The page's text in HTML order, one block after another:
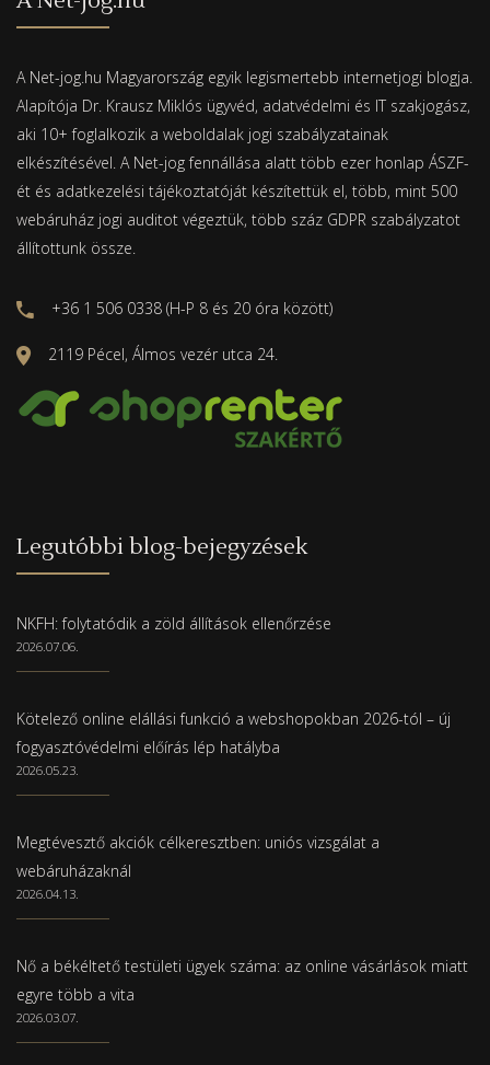
A Net-jog.hu Magyarország egyik legismertebb internetjogi blogja.
Alapítója Dr. Krausz Miklós ügyvéd, adatvédelmi és IT szakjogász,
aki 10+ foglalkozik a weboldalak jogi szabályzatainak
elkészítésével. A Net-jog fennállása alatt több ezer honlap ÁSZF-
ét és adatkezelési tájékoztatóját készítettük el, több, mint 500
webáruház jogi auditot végeztük, több száz GDPR szabályzatot
állítottunk össze.
+36 1 506 0338 (H-P 8 és 20 óra között)
2119 Pécel, Álmos vezér utca 24.
Legutóbbi blog-bejegyzések
NKFH: folytatódik a zöld állítások ellenőrzése
2026.07.06.
Kötelező online elállási funkció a webshopokban 2026-tól – új
fogyasztóvédelmi előírás lép hatályba
2026.05.23.
Megtévesztő akciók célkeresztben: uniós vizsgálat a
webáruházaknál
2026.04.13.
Nő a békéltető testületi ügyek száma: az online vásárlások miatt
egyre több a vita
2026.03.07.